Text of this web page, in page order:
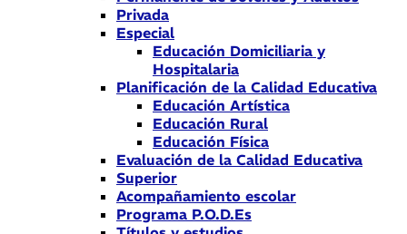
Privada
Especial
Educación Domiciliaria y
Hospitalaria
Planificación de la Calidad Educativa
Educación Artística
Educación Rural
Educación Física
Evaluación de la Calidad Educativa
Superior
Acompañamiento escolar
Programa P.O.D.Es